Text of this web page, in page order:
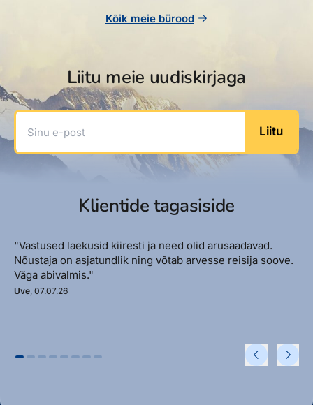
Kõik meie bürood
Liitu meie uudiskirjaga
Sinu e-post
Liitu
Klientide tagasiside
"Vastused laekusid kiiresti ja need olid arusaadavad.
Nõustaja on asjatundlik ning võtab arvesse reisija soove.
Väga abivalmis."
Uve , 07.07.26